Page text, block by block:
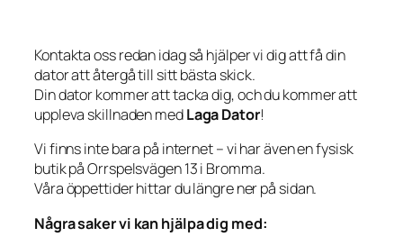
Kontakta oss redan idag så hjälper vi dig att få din
dator att återgå till sitt bästa skick.
Din dator kommer att tacka dig, och du kommer att
uppleva skillnaden medLaga Dator!
Vi finns inte bara på internet – vi har även en fysisk
butik på Orrspelsvägen 13 i Bromma.
Våra öppettider hittar du längre ner på sidan.
Några saker vi kan hjälpa dig med: